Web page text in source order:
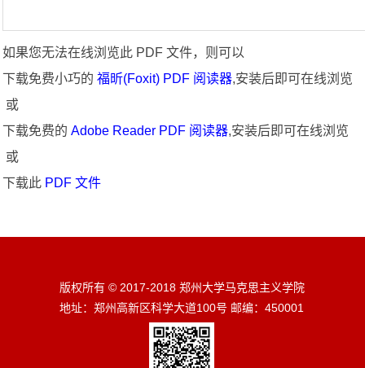
如果您无法在线浏览此 PDF 文件，则可以
下载免费小巧的 福昕(Foxit) PDF 阅读器,安装后即可在线浏览
或
下载免费的 Adobe Reader PDF 阅读器,安装后即可在线浏览
或
下载此 PDF 文件
版权所有 © 2017-2018 郑州大学马克思主义学院
地址：郑州高新区科学大道100号 邮编：450001